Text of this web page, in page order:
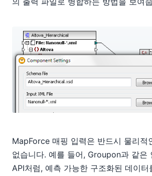
MapForce 매핑 입력은 반드시 물리적
없습니다. 예를 들어, Groupon과 같은
API처럼, 예측 가능한 구조화된 데이터